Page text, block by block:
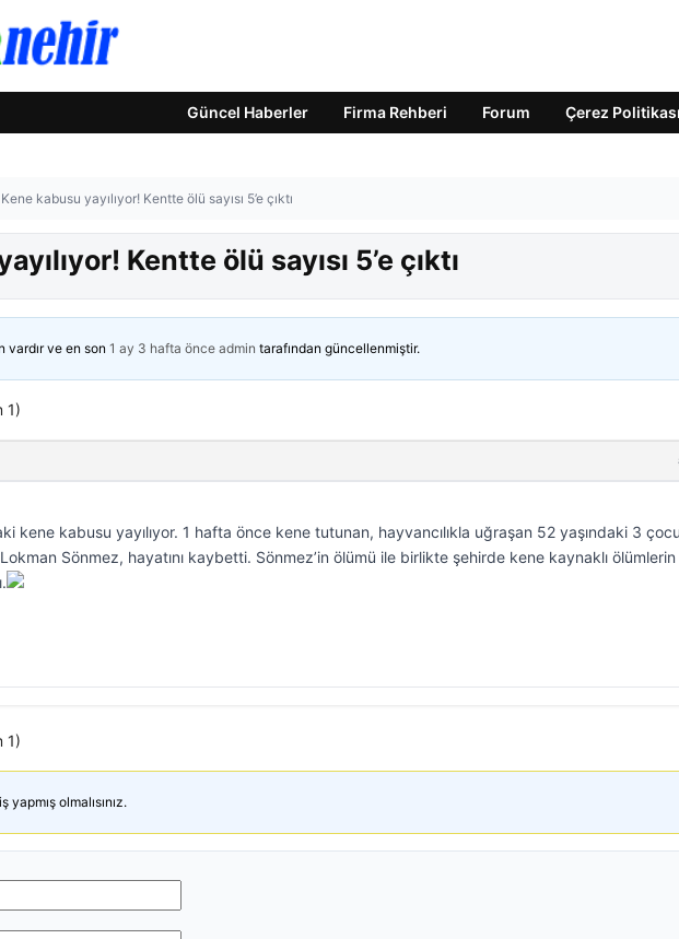
Güncel Haberler Firma Rehberi Forum Çerez Politikası
Kene kabusu yayılıyor! Kentte ölü sayısı 5’e çıktı
Kentte ölü sayısı 5’e çıktı
vardır ve en son 1 ay 3 hafta önce admin tarafından güncellenmiştir.
1)
kene kabusu yayılıyor. 1 hafta önce kene tutunan, hayvancılıkla uğraşan 52 yaşındaki 3
Sönmez, hayatını kaybetti. Sönmez’in ölümü ile birlikte şehirde kene kaynaklı ölümlerin
1)
olmalısınız.